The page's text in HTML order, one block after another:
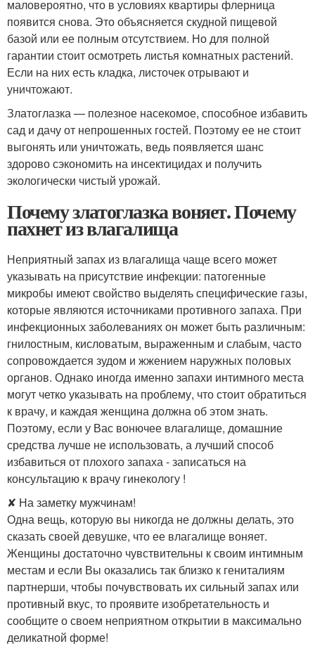
маловероятно, что в условиях квартиры флерница
появится снова. Это объясняется скудной пищевой
базой или ее полным отсутствием. Но для полной
гарантии стоит осмотреть листья комнатных растений.
Если на них есть кладка, листочек отрывают и
уничтожают.
Златоглазка — полезное насекомое, способное избавить
сад и дачу от непрошенных гостей. Поэтому ее не стоит
выгонять или уничтожать, ведь появляется шанс
здорово сэкономить на инсектицидах и получить
экологически чистый урожай.
Почему златоглазка воняет. Почему
пахнет из влагалища
Неприятный запах из влагалища чаще всего может
указывать на присутствие инфекции: патогенные
микробы имеют свойство выделять специфические газы,
которые являются источниками противного запаха. При
инфекционных заболеваниях он может быть различным:
гнилостным, кисловатым, выраженным и слабым, часто
сопровождается зудом и жжением наружных половых
органов. Однако иногда именно запахи интимного места
могут четко указывать на проблему, что стоит обратиться
к врачу, и каждая женщина должна об этом знать.
Поэтому, если у Вас вонючее влагалище, домашние
средства лучше не использовать, а лучший способ
избавиться от плохого запаха - записаться на
консультацию к врачу гинекологу !
✘ На заметку мужчинам!
Одна вещь, которую вы никогда не должны делать, это
сказать своей девушке, что ее влагалище воняет.
Женщины достаточно чувствительны к своим интимным
местам и если Вы оказались так близко к гениталиям
партнерши, чтобы почувствовать их сильный запах или
противный вкус, то проявите изобретательность и
сообщите о своем неприятном открытии в максимально
деликатной форме!